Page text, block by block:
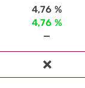
4,76 %
4,76 %
—